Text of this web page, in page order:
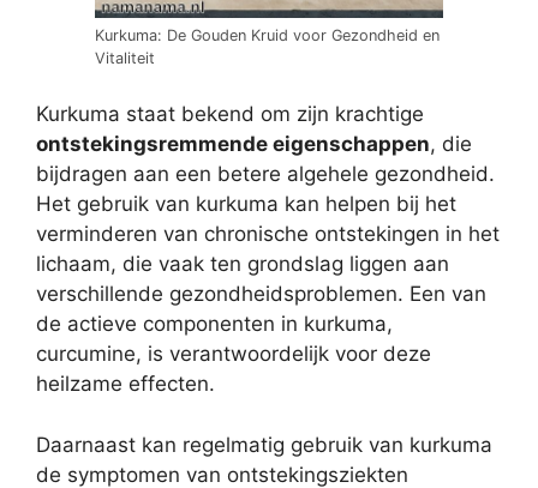
Kurkuma: De Gouden Kruid voor Gezondheid en
Vitaliteit
Kurkuma staat bekend om zijn krachtige
ontstekingsremmende eigenschappen, die
bijdragen aan een betere algehele gezondheid.
Het gebruik van kurkuma kan helpen bij het
verminderen van chronische ontstekingen in het
lichaam, die vaak ten grondslag liggen aan
verschillende gezondheidsproblemen. Een van
de actieve componenten in kurkuma,
curcumine, is verantwoordelijk voor deze
heilzame effecten.
Daarnaast kan regelmatig gebruik van kurkuma
de symptomen van ontstekingsziekten